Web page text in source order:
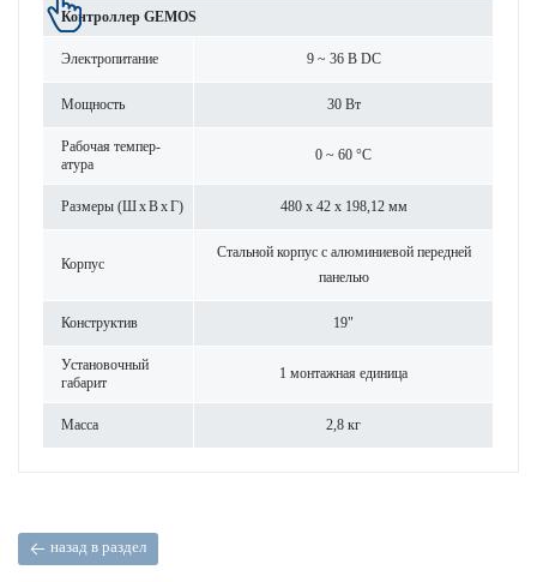
Контроллер GEMOS
Электропитание 9 ~ 36 В DC
Мощность 30 Вт
Рабочая темпер­
атура
0 ~ 60 °C
Размеры (Ш x В x Г) 480 x 42 x 198,12 мм
Корпус
Стальной корпус с алюминиевой пер­едней
панелью
Конструктив 19"
Установочный
габарит
1 монтажная еди­ница
Масса 2,8 кг
назад в раздел